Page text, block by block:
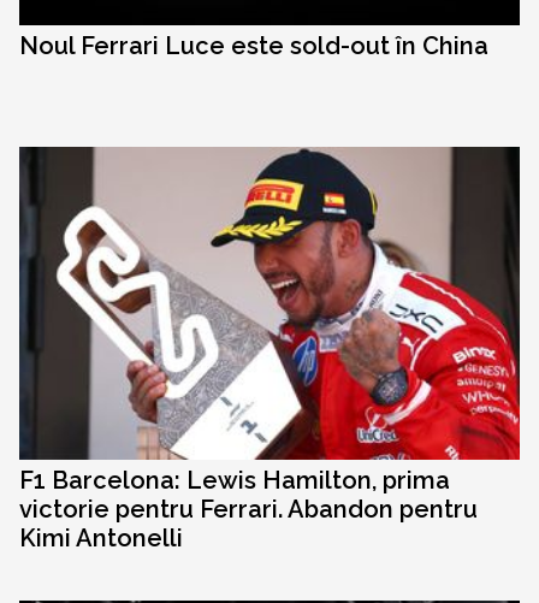
Noul Ferrari Luce este sold-out în China
F1 Barcelona: Lewis Hamilton, prima
victorie pentru Ferrari. Abandon pentru
Kimi Antonelli